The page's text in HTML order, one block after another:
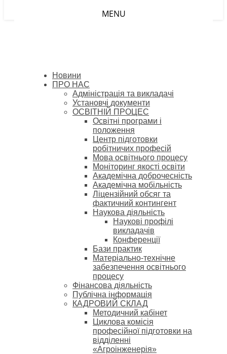
MENU
Новини
ПРО НАС
Адміністрація та викладачі
Установчі документи
ОСВІТНІЙ ПРОЦЕС
Освітні програми і
положення
Центр підготовки
робітничих професій
Мова освітнього процесу
Моніторинг якості освіти
Академічна доброчесність
Академічна мобільність
Ліцензійний обсяг та
фактичний контингент
Наукова діяльність
Наукові профілі
викладачів
Конференції
Бази практик
Матеріально-технічне
забезпечення освітнього
процесу
Фінансова діяльність
Публічна інформація
КАДРОВИЙ СКЛАД
Методичний кабінет
Циклова комісія
професійної підготовки на
відділенні
«Агроінженерія»